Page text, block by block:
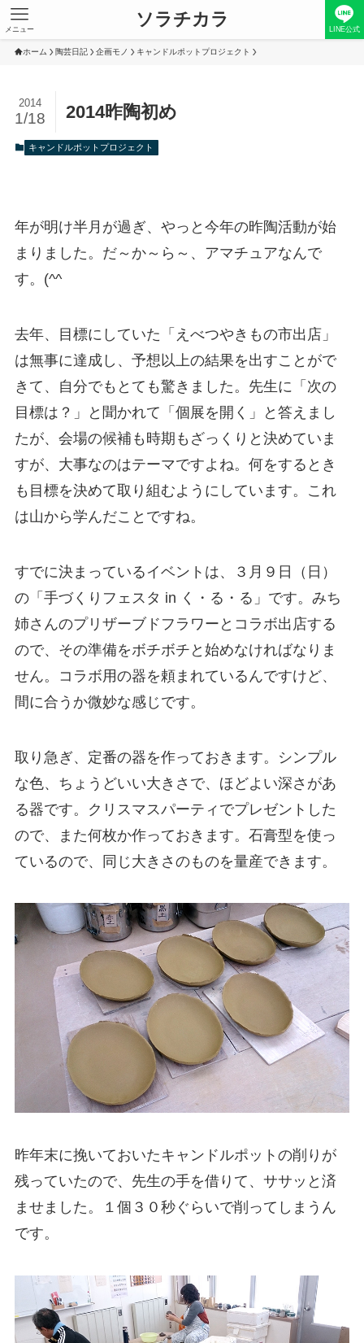
ソラチカラ LINE公式
メニュー
ホーム 陶芸日記 企画モノ キャンドルポットプロジェクト
2014昨陶初め
2014
1/18
キャンドルポットプロジェクト
年が明け半月が過ぎ、やっと今年の昨陶活動が始
まりました。だ～か～ら～、アマチュアなんで
す。(^^ゞ
去年、目標にしていた「えべつやきもの市出店」
は無事に達成し、予想以上の結果を出すことがで
きて、自分でもとても驚きました。先生に「次の
目標は？」と聞かれて「個展を開く」と答えまし
たが、会場の候補も時期もざっくりと決めていま
すが、大事なのはテーマですよね。何をするとき
も目標を決めて取り組むようにしています。これ
は山から学んだことですね。
すでに決まっているイベントは、３月９日（日）
の「手づくりフェスタ in く・る・る」です。みち
姉さんのプリザーブドフラワーとコラボ出店する
ので、その準備をボチボチと始めなければなりま
せん。コラボ用の器を頼まれているんですけど、
間に合うか微妙な感じです。
取り急ぎ、定番の器を作っておきます。シンプル
な色、ちょうどいい大きさで、ほどよい深さがあ
る器です。クリスマスパーティでプレゼントした
ので、また何枚か作っておきます。石膏型を使っ
ているので、同じ大きさのものを量産できます。
昨年末に挽いておいたキャンドルポットの削りが
残っていたので、先生の手を借りて、ササッと済
ませました。１個３０秒ぐらいで削ってしまうん
です。